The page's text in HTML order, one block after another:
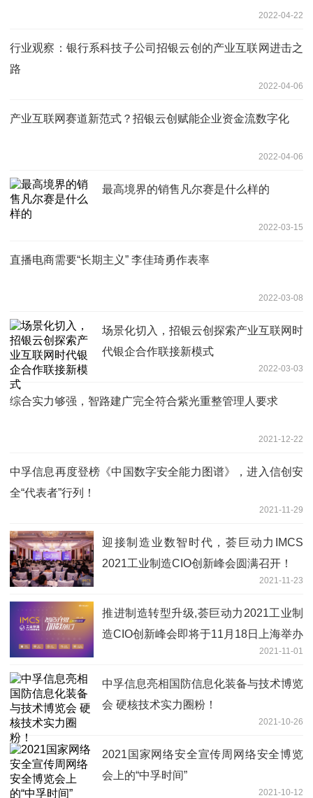
2022-04-22
行业观察：银行系科技子公司招银云创的产业互联网进击之
路
2022-04-06
产业互联网赛道新范式？招银云创赋能企业资金流数字化
2022-04-06
最高境界的销售凡尔赛是什么样的
2022-03-15
直播电商需要“长期主义” 李佳琦勇作表率
2022-03-08
场景化切入，招银云创探索产业互联网时
代银企合作联接新模式
2022-03-03
综合实力够强，智路建广完全符合紫光重整管理人要求
2021-12-22
中孚信息再度登榜《中国数字安全能力图谱》，进入信创安
全“代表者”行列！
2021-11-29
迎接制造业数智时代，荟巨动力IMCS
2021工业制造CIO创新峰会圆满召开！
2021-11-23
推进制造转型升级,荟巨动力2021工业制
造CIO创新峰会即将于11月18日上海举办
2021-11-01
中孚信息亮相国防信息化装备与技术博览
会 硬核技术实力圈粉！
2021-10-26
2021国家网络安全宣传周网络安全博览
会上的“中孚时间”
2021-10-12